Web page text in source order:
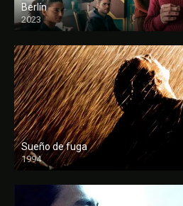
Berlín
2023
Sueño de fuga
1994
FULL HD